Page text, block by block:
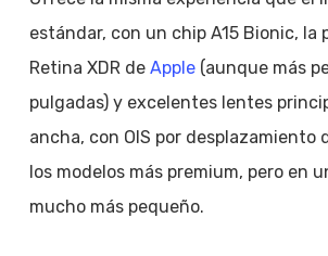
estándar, con un chip A15 Bionic, la
Retina XDR de Apple(aunque más
pulgadas) y excelentes lentes
ancha, con OIS por desplazamiento
los modelos más premium, pero en
mucho más pequeño.